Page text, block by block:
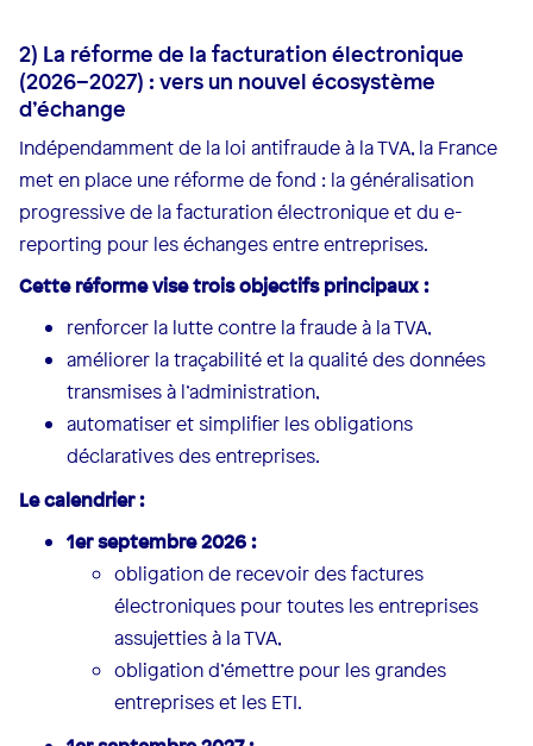
2) La réforme de la facturation électronique
(2026–2027) : vers un nouvel écosystème
d’échange
Indépendamment de la loi antifraude à la TVA, la France
met en place une réforme de fond : la généralisation
progressive de la facturation électronique et du e-
reporting pour les échanges entre entreprises.
Cette réforme vise trois objectifs principaux :
renforcer la lutte contre la fraude à la TVA,
améliorer la traçabilité et la qualité des données
transmises à l’administration,
automatiser et simplifier les obligations
déclaratives des entreprises.
Le calendrier :
1er septembre 2026 :
obligation de recevoir des factures
électroniques pour toutes les entreprises
assujetties à la TVA,
obligation d’émettre pour les grandes
entreprises et les ETI.